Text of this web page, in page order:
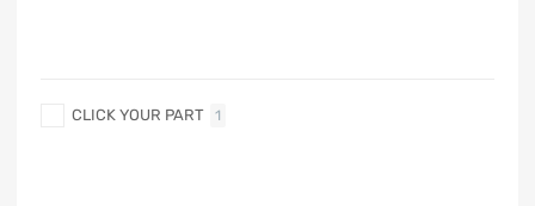
CLICK YOUR PART 1